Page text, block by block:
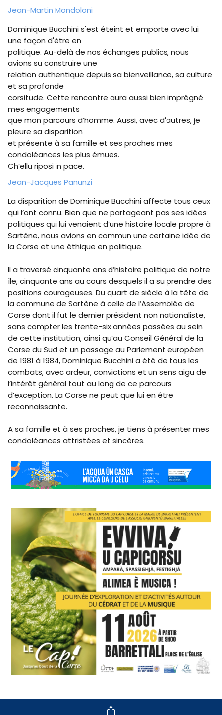
Jean-Martin Mondoloni
Dominique Bucchini s'est éteint et emporte avec lui
une façon d'être en
politique. Au-delà de nos échanges publics, nous
avions su construire une
relation authentique depuis sa bienveillance, sa culture
et sa profonde
corsitude. Cette rencontre aura aussi bien imprégné
mes engagements
que mon parcours d’homme. Aussi, avec d'autres, je
pleure sa disparition
et présente à sa famille et ses proches mes
condoléances les plus émues.
Ch’ellu riposi in pace.
Jean-Jacques Panunzi
La disparition de Dominique Bucchini affecte tous ceux
qui l’ont connu. Bien que ne partageant pas ses idées
politiques qui lui venaient d’une histoire locale propre à
Sartène, nous avions en commun une certaine idée de
la Corse et une éthique en politique.
Il a traversé cinquante ans d’histoire politique de notre
île, cinquante ans au cours desquels il a su prendre des
positions courageuses. Du quart de siècle à la tête de
la commune de Sartène à celle de l’Assemblée de
Corse dont il fut le dernier président non nationaliste,
sans compter les trente-six années passées au sein
de cette institution, ainsi qu’au Conseil Général de la
Corse du Sud et un passage au Parlement européen
de 1981 à 1984, Dominique Bucchini a été de tous les
combats, avec ardeur, convictions et un sens aigu de
l’intérêt général tout au long de ce parcours
d’exception. La Corse ne peut que lui en être
reconnaissante.
A sa famille et à ses proches, je tiens à présenter mes
condoléances attristées et sincères.